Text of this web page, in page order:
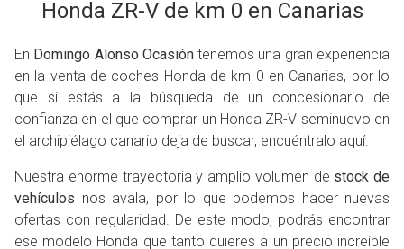
Honda ZR-V de km 0 en Canarias
En Domingo Alonso Ocasióntenemos una gran experiencia
en la venta de coches Honda de km 0 en Canarias, por lo
que si estás a la búsqueda de un concesionario de
confianza en el que comprar un Honda ZR-V seminuevo en
el archipiélago canario deja de buscar, encuéntralo aquí.
Nuestra enorme trayectoria y amplio volumen de stock de
vehículos nos avala, por lo que podemos hacer nuevas
ofertas con regularidad. De este modo, podrás encontrar
ese modelo Honda que tanto quieres a un precio increíble